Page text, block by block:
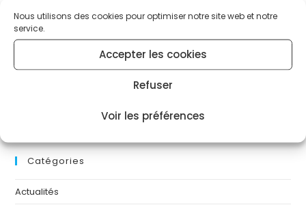
Nous utilisons des cookies pour optimiser notre site web et notre
service.
Accepter les cookies
Refuser
Voir les préférences
Archives
octobre 2024
Catégories
Actualités